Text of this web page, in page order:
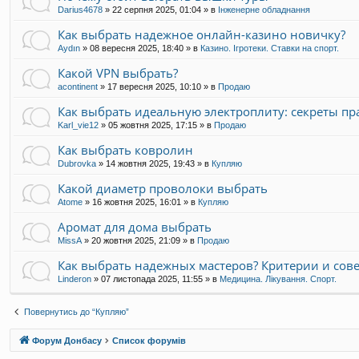
в
ч
а
a
a
s
m
t
h
7
а
і
я
о
р
т
а
ч
y
u
i
i
r
a
4
Darius4678 » 22 серпня 2025, 01:04 » в Інженерне обладнання
Как выбрать надежное онлайн-казино новичку?
Aydın » 08 вересня 2025, 18:40 » в Казино. Ігротеки. Ставки на спорт.
Какой VPN выбрать?
acontinent » 17 вересня 2025, 10:10 » в Продаю
Как выбрать идеальную электроплиту: секреты
Karl_vie12 » 05 жовтня 2025, 17:15 » в Продаю
Как выбрать ковролин
Dubrovka » 14 жовтня 2025, 19:43 » в Купляю
Какой диаметр проволоки выбрать
Atome » 16 жовтня 2025, 16:01 » в Купляю
Аромат для дома выбрать
MissA » 20 жовтня 2025, 21:09 » в Продаю
Как выбрать надежных мастеров? Критерии и
Linderon » 07 листопада 2025, 11:55 » в Медицина. Лікування. Спорт.
Повернутись до “Купляю”
Форум Донбасу Список форумів